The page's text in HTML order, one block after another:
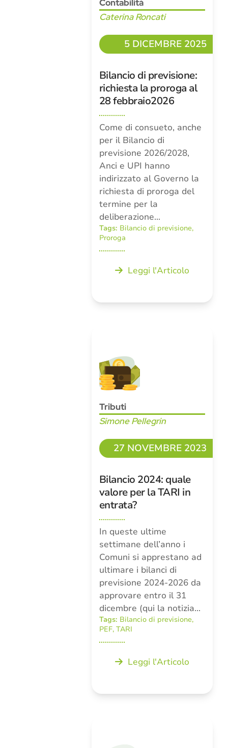
Contabilità
Caterina Roncati
5 DICEMBRE 2025
Bilancio di previsione:
richiesta la proroga al
28 febbraio2026
Come di consueto, anche
per il Bilancio di
previsione 2026/2028,
Anci e UPI hanno
indirizzato al Governo la
richiesta di proroga del
termine per la
deliberazione…
Tags: Bilancio di previsione,
Proroga
Leggi l'Articolo
Tributi
Simone Pellegrin
27 NOVEMBRE 2023
Bilancio 2024: quale
valore per la TARI in
entrata?
In queste ultime
settimane dell’anno i
Comuni si apprestano ad
ultimare i bilanci di
previsione 2024-2026 da
approvare entro il 31
dicembre (qui la notizia…
Tags: Bilancio di previsione,
PEF, TARI
Leggi l'Articolo